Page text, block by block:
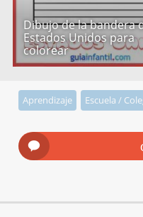
Dibujo de la bandera
Estados Unidos para
colorear
Aprendizaje Escuela /